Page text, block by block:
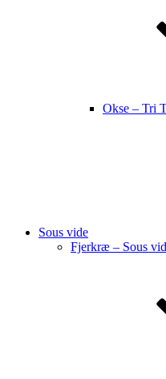
Okse – Tri
Sous vide
Fjerkræ – Sous